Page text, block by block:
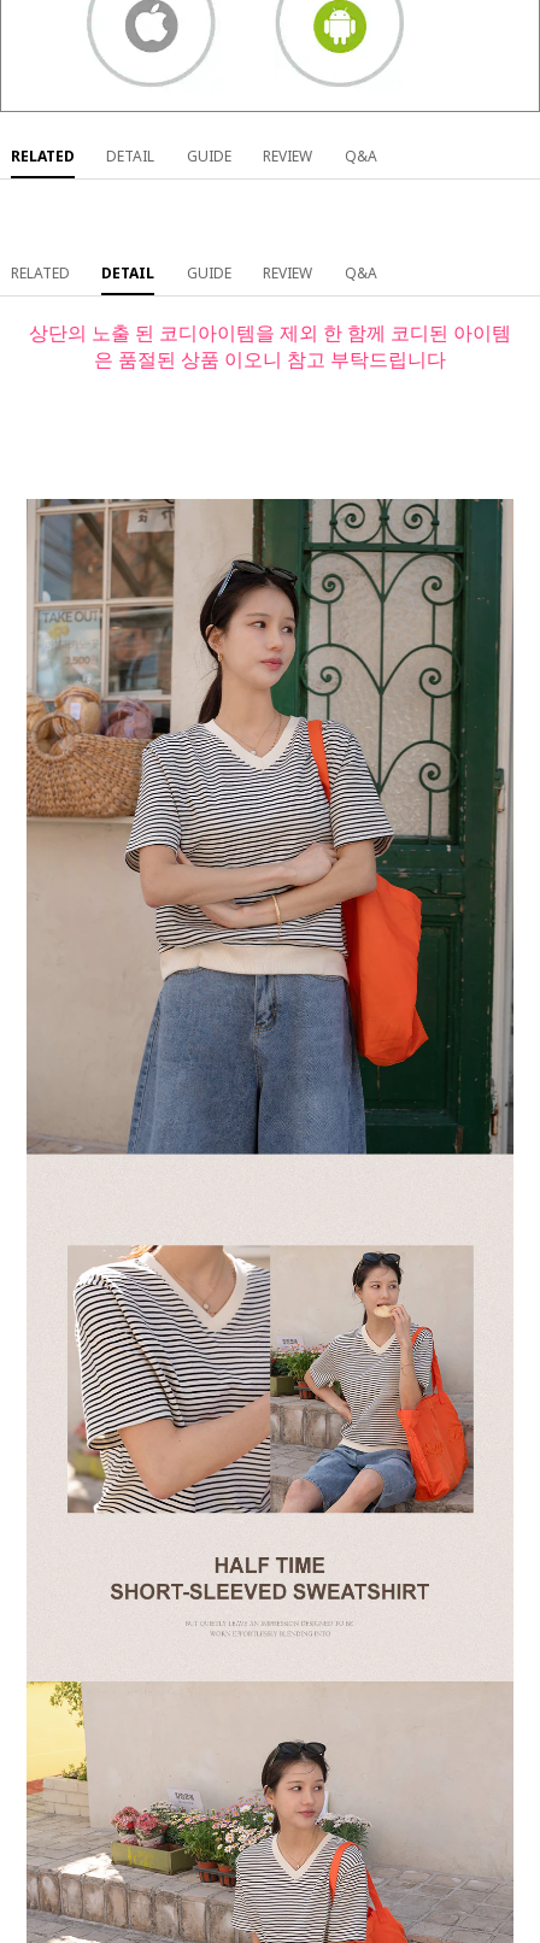
RELATED DETAIL GUIDE REVIEW Q&A
RELATED DETAIL GUIDE REVIEW Q&A
상단의 노출 된 코디아이템을 제외 한 함께 코디된 아이템
은 품절된 상품 이오니 참고 부탁드립니다